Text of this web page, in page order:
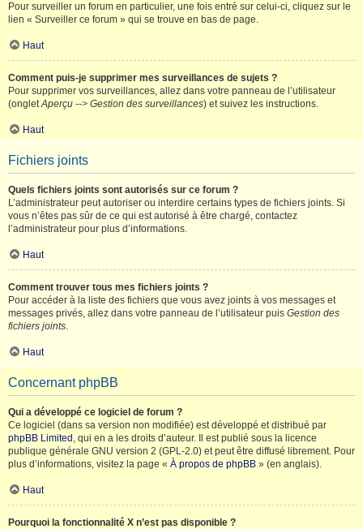
Pour surveiller un forum en particulier, une fois entré sur celui-ci, cliquez sur le
lien « Surveiller ce forum » qui se trouve en bas de page.
Haut
Comment puis-je supprimer mes surveillances de sujets ?
Pour supprimer vos surveillances, allez dans votre panneau de l’utilisateur
(ongletAperçu --> Gestion des surveillances) et suivez les instructions.
Haut
Fichiers joints
Quels fichiers joints sont autorisés sur ce forum ?
L’administrateur peut autoriser ou interdire certains types de fichiers joints. Si
vous n’êtes pas sûr de ce qui est autorisé à être chargé, contactez
l’administrateur pour plus d’informations.
Haut
Comment trouver tous mes fichiers joints ?
Pour accéder à la liste des fichiers que vous avez joints à vos messages et
messages privés, allez dans votre panneau de l’utilisateur puis Gestion des
fichiers joints.
Haut
Concernant phpBB
Qui a développé ce logiciel de forum ?
Ce logiciel (dans sa version non modifiée) est développé et distribué par
phpBB Limited , qui en a les droits d’auteur. Il est publié sous la licence
publique générale GNU version 2 (GPL-2.0) et peut être diffusé librement. Pour
plus d’informations, visitez la page « À propos de phpBB » (en anglais).
Haut
Pourquoi la fonctionnalité X n’est pas disponible ?